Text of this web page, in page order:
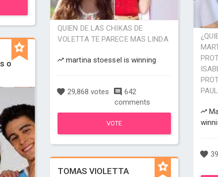
o
QUIEN DE LAS CHIKAS DE
VOLETTA TE PARECE MAS LINDA
martina stoessel is winning
29,868 votes
642
comments
VOTE
TOMAS VIOLETTA